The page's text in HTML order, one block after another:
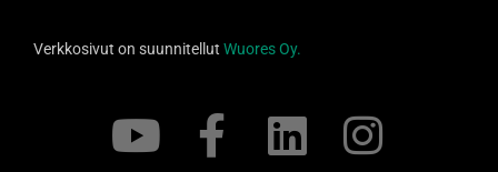
Verkkosivut on suunnitellut Wuores Oy.